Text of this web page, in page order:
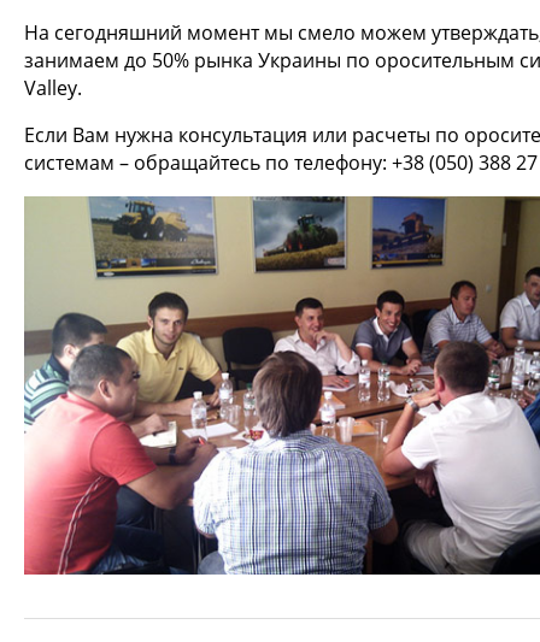
На сегодняшний момент мы смело можем
занимаем до 50% рынка Украины по оросительным
Valley.
Если Вам нужна консультация или расчеты по
системам – обращайтесь по телефону: +38 (050) 388